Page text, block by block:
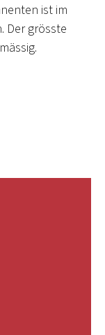
ist im
Der grösste